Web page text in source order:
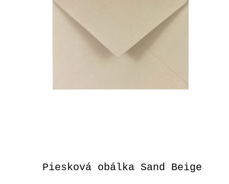
Piesková obálka Sand Beige